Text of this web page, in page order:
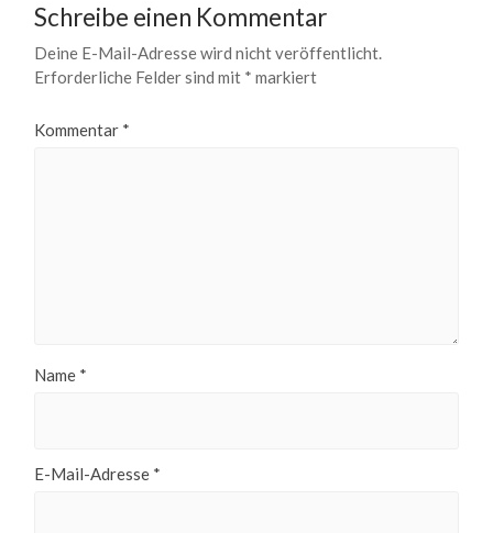
Schreibe einen Kommentar
Deine E-Mail-Adresse wird nicht veröffentlicht.
Erforderliche Felder sind mit * markiert
Kommentar *
Name *
E-Mail-Adresse *